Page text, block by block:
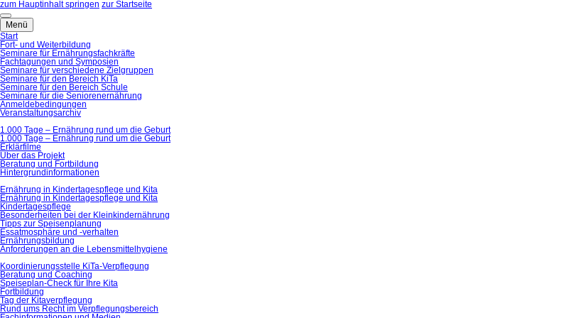
zum Hauptinhalt springen zur Startseite
Menü
Start
Fort- und Weiterbildung
Seminare für Ernährungsfachkräfte
Fachtagungen und Symposien
Seminare für verschiedene Zielgruppen
Seminare für den Bereich KiTa
Seminare für den Bereich Schule
Seminare für die Seniorenernährung
Anmeldebedingungen
Veranstaltungsarchiv
1.000 Tage – Ernährung rund um die Geburt
1.000 Tage – Ernährung rund um die Geburt
Erklärfilme
Über das Projekt
Beratung und Fortbildung
Hintergrundinformationen
Ernährung in Kindertagespflege und Kita
Ernährung in Kindertagespflege und Kita
Kindertagespflege
Besonderheiten bei der Kleinkindernährung
Tipps zur Speisenplanung
Essatmosphäre und -verhalten
Ernährungsbildung
Anforderungen an die Lebensmittelhygiene
Koordinierungsstelle KiTa-Verpflegung
Beratung und Coaching
Speiseplan-Check für Ihre Kita
Fortbildung
Tag der Kitaverpflegung
Rund ums Recht im Verpflegungsbereich